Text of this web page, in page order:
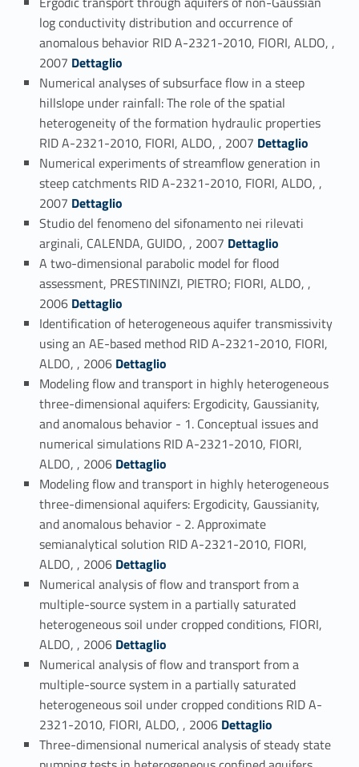
log conductivity distribution and occurrence of
anomalous behavior RID A-2321-2010, FIORI, ALDO, ,
2007 Link identifier #identifier_person_79929-123
Dettaglio
Numerical analyses of subsurface flow in a steep
hillslope under rainfall: The role of the spatial
heterogeneity of the formation hydraulic properties
RID A-2321-2010, FIORI, ALDO, , 2007 Link identifier #identifier_person_11401-124
Dettaglio
Numerical experiments of streamflow generation in
steep catchments RID A-2321-2010, FIORI, ALDO, ,
2007 Link identifier #identifier_person_52457-125
Dettaglio
Studio del fenomeno del sifonamento nei rilevati
arginali, CALENDA, GUIDO, , 2007 Link identifier #identifier_person_172003-126
Dettaglio
A two-dimensional parabolic model for flood
assessment, PRESTININZI, PIETRO; FIORI, ALDO, ,
2006 Link identifier #identifier_person_90518-127
Dettaglio
Identification of heterogeneous aquifer transmissivity
using an AE-based method RID A-2321-2010, FIORI,
ALDO, , 2006 Link identifier #identifier_person_49264-128
Dettaglio
Modeling flow and transport in highly heterogeneous
three-dimensional aquifers: Ergodicity, Gaussianity,
and anomalous behavior - 1. Conceptual issues and
numerical simulations RID A-2321-2010, FIORI,
ALDO, , 2006 Link identifier #identifier_person_118836-129
Dettaglio
Modeling flow and transport in highly heterogeneous
three-dimensional aquifers: Ergodicity, Gaussianity,
and anomalous behavior - 2. Approximate
semianalytical solution RID A-2321-2010, FIORI,
ALDO, , 2006 Link identifier #identifier_person_134840-130
Dettaglio
Numerical analysis of flow and transport from a
multiple-source system in a partially saturated
heterogeneous soil under cropped conditions, FIORI,
ALDO, , 2006 Link identifier #identifier_person_194410-131
Dettaglio
Numerical analysis of flow and transport from a
multiple-source system in a partially saturated
heterogeneous soil under cropped conditions RID A-
2321-2010, FIORI, ALDO, , 2006 Link identifier #identifier_person_171053-132
Dettaglio
Three-dimensional numerical analysis of steady state